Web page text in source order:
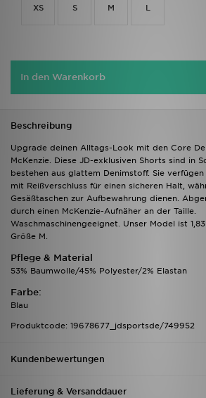
XS S M L
In den Warenkorb
Beschreibung
Upgrade deinen Alltags-Look mit den Core
McKenzie. Diese JD-exklusiven Shorts sind in
bestehen aus glattem Denimstoff. Sie
mit Reißverschluss für einen sicheren Halt,
Gesäßtaschen zur Aufbewahrung dienen.
durch einen McKenzie-Aufnäher an der Taille.
Waschmaschinengeeignet. Unser Model ist
Größe M.
Pflege & Material
53% Baumwolle/45% Polyester/2% Elastan
Farbe:
Blau
Produktcode: 19678677_jdsportsde/749952
Kundenbewertungen
Lieferung & Versanddauer